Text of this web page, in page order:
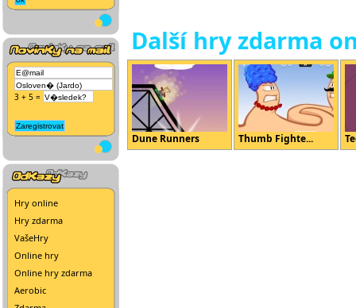
3 + 5 =
Hry online
Hry zdarma
VašeHry
Online hry
Online hry zdarma
Aerobic
Další hry zdarma
Dune Runners Thumb Fighte...